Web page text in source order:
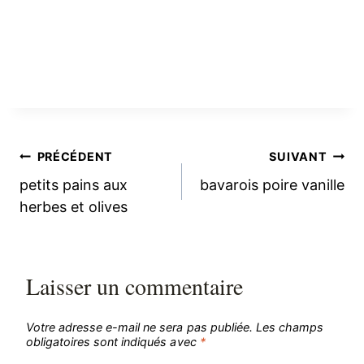
Navigation
de
PRÉCÉDENT
petits pains aux
herbes et olives
SUIVANT
bavarois poire vanille
Laisser un commentaire
Votre adresse e-mail ne sera pas publiée. Les champs
obligatoires sont indiqués avec *